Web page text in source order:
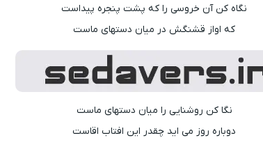
نگاه کن آن خروسی را که پشت پنجره پیداست
که اواز قشنگش در میان دستهای ماست
نگا کن روشنایی را میان دستهای ماست
دوباره روز می اید چقدر این افتاب اقاست